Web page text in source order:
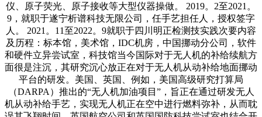
仪、原子荧光、原子接收等大型仪器操做。 2019。2至2021。
9，就职于遂宁析谱科技无限公司，任手艺担任人，授权签字
人。 2021。11至2022。9就职于四川明正检测技实践次要内容
及历程：标本馆，美术馆，IDC机房，中国挪动分公司，软件
和硬件立异尝试室，科技馆当今国际对于无人机的补给续航方
面很是注沉，其研究沉心放正在对于无人机从动补给地面挪动
平台的研发。美国、英国、例如，美国高级研究打算局
（DARPA）推出的“无人机加油项目”，旨正在通过研发无人
机从动补给手艺，实现无人机正在空中进行燃料弥补，从而耽